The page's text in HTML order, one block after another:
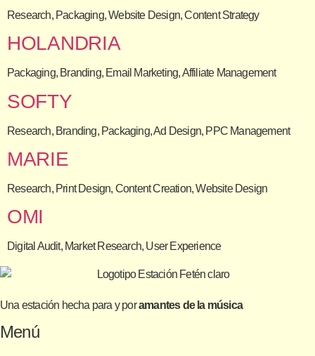
Research, Packaging, Website Design, Content Strategy
HOLANDRIA
Packaging, Branding, Email Marketing, Affiliate Management
SOFTY
Research, Branding, Packaging, Ad Design, PPC Management
MARIE
Research, Print Design, Content Creation, Website Design
OMI
Digital Audit, Market Research, User Experience
Una estación hecha para y poramantes de la música
Menú